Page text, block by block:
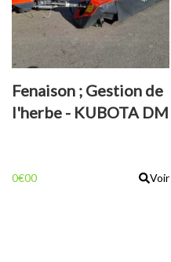
Fenaison ; Gestion de
l'herbe - KUBOTA DM
0€00 Voir